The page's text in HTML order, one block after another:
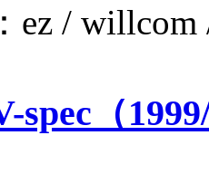
ez /
spec（